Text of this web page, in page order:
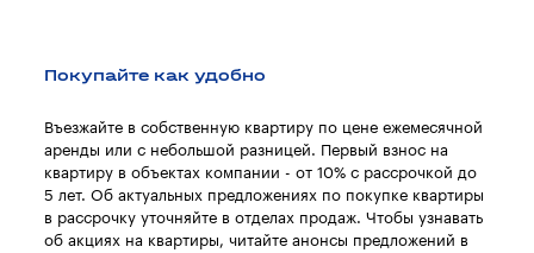
Покупайте как удобно
Въезжайте в собственную квартиру по цене ежемесячной
аренды или с небольшой разницей. Первый взнос на
квартиру в объектах компании - от 10% с рассрочкой до
5 лет. Об актуальных предложениях по покупке квартиры
в рассрочку уточняйте в отделах продаж. Чтобы узнавать
об акциях на квартиры, читайте анонсы предложений в